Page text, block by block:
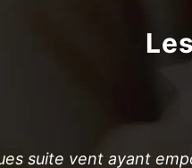
suite vent ayant